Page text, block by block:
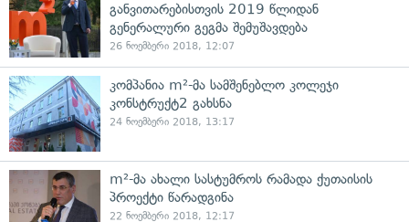
განვითარებისთვის 2019 წლიდან
გენერალური გეგმა შემუშავდება
26 ნოემბერი 2018, 12:07
კომპანია m²-მა სამშენებლო კოლეჯი
კონსტრუქტ2 გახსნა
24 ნოემბერი 2018, 13:17
m²-მა ახალი სასტუმროს რამადა ქუთაისის
პროექტი წარადგინა
22 ნოემბერი 2018, 12:17